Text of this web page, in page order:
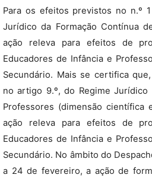
Para os efeitos previstos no n.º
Jurídico da Formação Contínua
ação releva para efeitos de
Educadores de Infância e
Secundário. Mais se certifica
no artigo 9.º, do Regime Jurídico
Professores (dimensão científica
ação releva para efeitos de
Educadores de Infância e
Secundário. No âmbito do
a 24 de fevereiro, a ação de